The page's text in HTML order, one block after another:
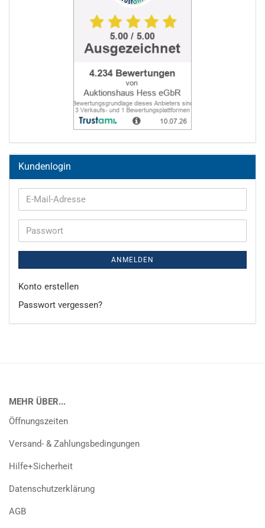
Kundenlogin
E-
Mail-
Passwort
ANMELDEN
Konto erstellen
Passwort vergessen?
MEHR ÜBER...
Öffnungszeiten
Versand- & Zahlungsbedingungen
Hilfe+Sicherheit
Datenschutzerklärung
AGB